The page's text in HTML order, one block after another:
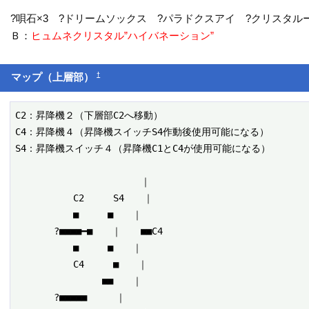
?唄石×3 ?ドリームソックス ?パラドクスアイ ?クリスタル
Ｂ： ヒュムネクリスタル”ハイバネーション”
マップ（上層部）†
C2：昇降機２（下層部C2へ移動）
C4：昇降機４（昇降機スイッチS4作動後使用可能になる）
S4：昇降機スイッチ４（昇降機C1とC4が使用可能になる）
｜
C2　　　S4　　｜
■　　　■　　｜
?■■■■━■　　｜　　■■C4
■　　　■　　｜
C4　　　■　　｜
■■　　｜
?■■■■■　　　｜